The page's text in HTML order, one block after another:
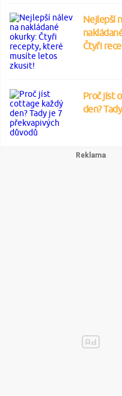
Nejlepší
Čtyři
Proč jíst
den?